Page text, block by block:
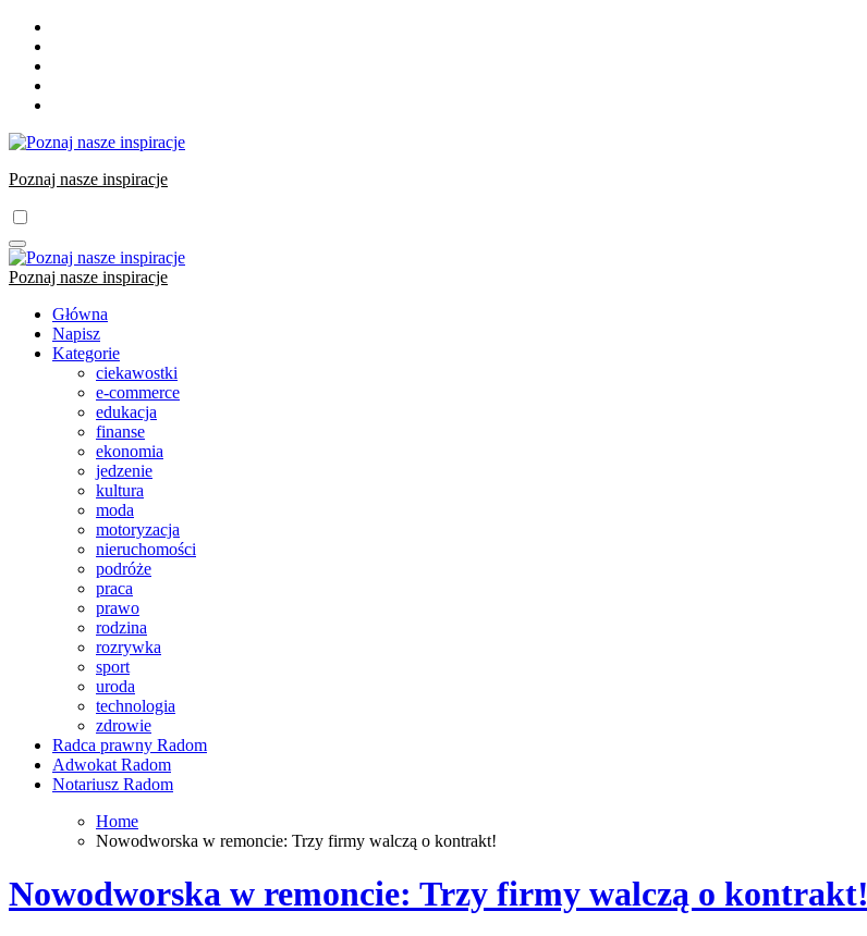
Skip
content
Poznaj nasze inspiracje
Poznaj nasze inspiracje
Główna
Napisz
Kategorie
ciekawostki
e-commerce
edukacja
finanse
ekonomia
jedzenie
kultura
moda
motoryzacja
nieruchomości
podróże
praca
prawo
rodzina
rozrywka
sport
uroda
technologia
zdrowie
Radca prawny Radom
Adwokat Radom
Notariusz Radom
Home
Nowodworska w remoncie: Trzy firmy walczą o kontrakt!
Nowodworska w remoncie: Trzy firmy walczą o kontrakt!